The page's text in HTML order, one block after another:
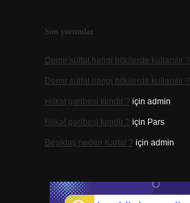
Son yorumlar
Demir sülfat hangi bitkilerde kullanılır ?
Demir sülfat hangi bitkilerde kullanılır ?
Hilkat garibesi kimdir ? için admin
Hilkat garibesi kimdir ? için Pars
Beşiktaş neden Kartal ? için admin